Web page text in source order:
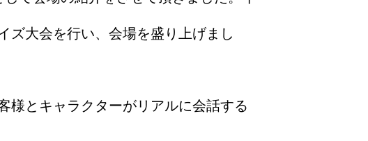
ズ大会を行い、会場を盛り上げまし
様とキャラクターがリアルに会話する